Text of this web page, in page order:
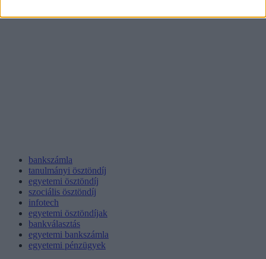
bankszámla
tanulmányi ösztöndíj
egyetemi ösztöndíj
szociális ösztöndíj
infotech
egyetemi ösztöndíjak
bankválasztás
egyetemi bankszámla
egyetemi pénzügyek